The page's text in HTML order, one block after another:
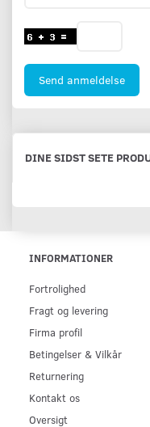
Send anmeldelse
DINE SIDST SETE
INFORMATIONER
Fortrolighed
Fragt og levering
Firma profil
Betingelser & Vilkår
Returnering
Kontakt os
Oversigt